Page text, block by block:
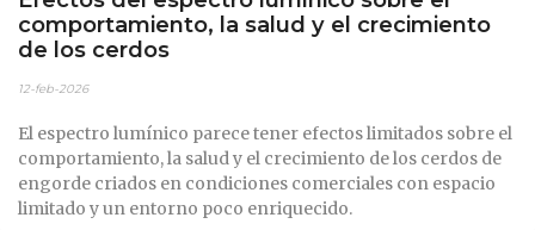
comportamiento, la salud y el crecimiento
de los cerdos
12-feb-2026
El espectro lumínico parece tener efectos limitados sobre el
comportamiento, la salud y el crecimiento de los cerdos de
engorde criados en condiciones comerciales con espacio
limitado y un entorno poco enriquecido.